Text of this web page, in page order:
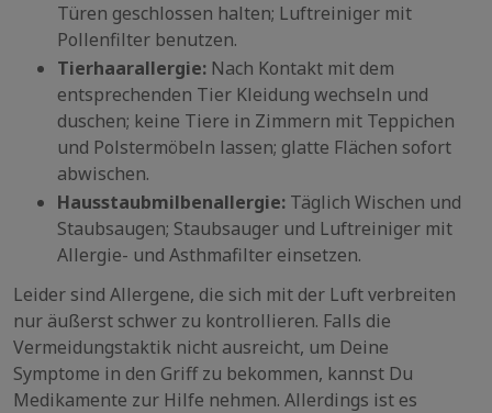
Türen geschlossen halten; Luftreiniger mit
Pollenfilter benutzen.
Tierhaarallergie: Nach Kontakt mit dem
entsprechenden Tier Kleidung wechseln und
duschen; keine Tiere in Zimmern mit Teppichen
und Polstermöbeln lassen; glatte Flächen sofort
abwischen.
Hausstaubmilbenallergie: Täglich Wischen und
Staubsaugen; Staubsauger und Luftreiniger mit
Allergie- und Asthmafilter einsetzen.
Leider sind Allergene, die sich mit der Luft verbreiten
nur äußerst schwer zu kontrollieren. Falls die
Vermeidungstaktik nicht ausreicht, um Deine
Symptome in den Griff zu bekommen, kannst Du
Medikamente zur Hilfe nehmen. Allerdings ist es